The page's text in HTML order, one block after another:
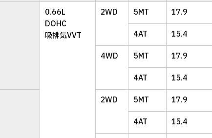
0.66L
DOHC
吸排気VVT
2WD 5MT 17.9
4AT
15.4
4WD
5MT 17.9
4AT
15.4
2WD 5MT 17.9
4AT
15.4